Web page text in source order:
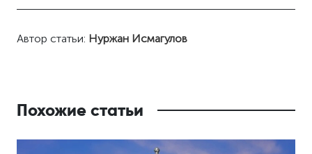
Автор статьи: Нуржан Исмагулов
Похожие статьи